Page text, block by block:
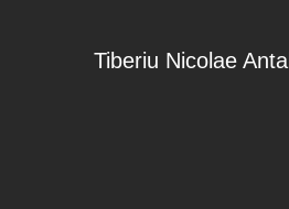
Tiberiu Nicolae Antal